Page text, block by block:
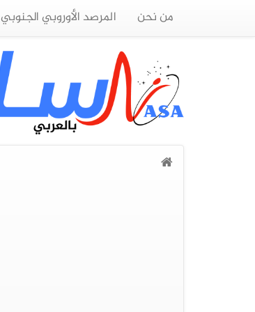
من نحن المرصد الأوروبي الجنوبي